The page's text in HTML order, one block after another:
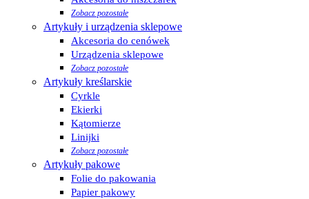
Zobacz pozostałe
Artykuły i urządzenia sklepowe
Akcesoria do cenówek
Urządzenia sklepowe
Zobacz pozostałe
Artykuły kreślarskie
Cyrkle
Ekierki
Kątomierze
Linijki
Zobacz pozostałe
Artykuły pakowe
Folie do pakowania
Papier pakowy